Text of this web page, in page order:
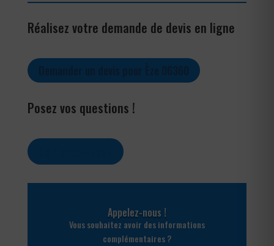
Réalisez votre demande de devis en ligne
Posez vos questions !
Appelez-nous !
Vous souhaitez avoir des informations
complémentaires ?